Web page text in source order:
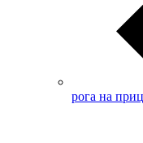
рога на